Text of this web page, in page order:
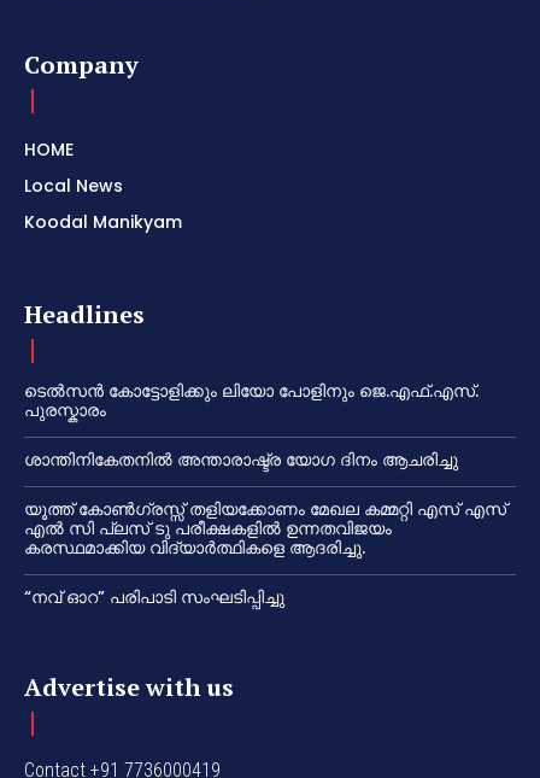
Company
HOME
Local News
Koodal Manikyam
Headlines
ടെൽസൻ കോട്ടോളിക്കും ലിയോ പോളിനും ജെ.എഫ്.എസ്.
പുരസ്കാരം
ശാന്തിനികേതനിൽ അന്താരാഷ്ട്ര യോഗ ദിനം ആചരിച്ചു
യൂത്ത് കോൺഗ്രസ്സ് തളിയക്കോണം മേഖല കമ്മറ്റി എസ് എസ്
എൽ സി പ്ലസ് ടു പരീക്ഷകളിൽ ഉന്നതവിജയം
കരസ്ഥമാക്കിയ വിദ്യാർത്ഥികളെ ആദരിച്ചു.
“നവ് ഓറ” പരിപാടി സംഘടിപ്പിച്ചു
Advertise with us
Contact +91 7736000419